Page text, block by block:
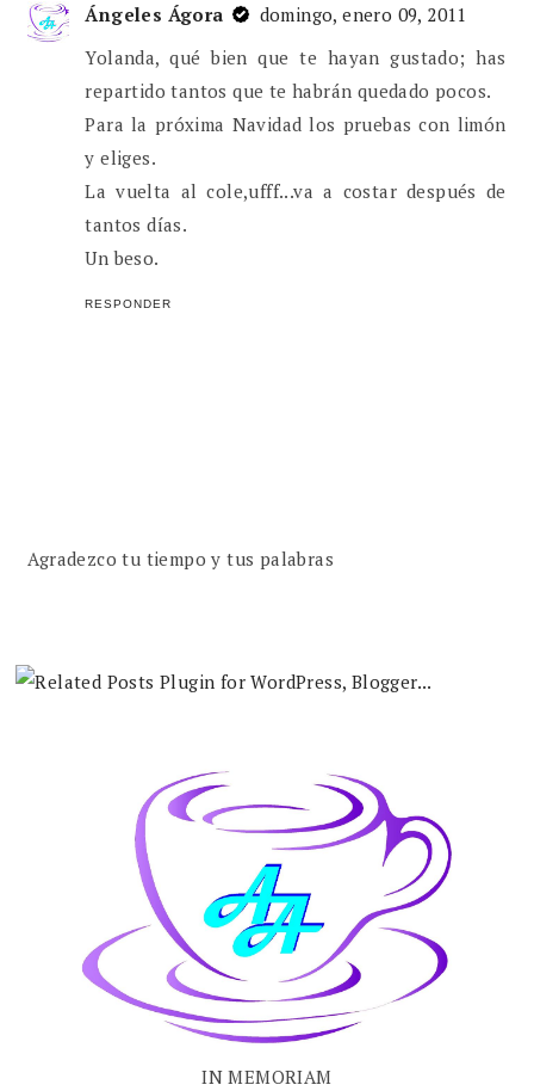
Ángeles Ágora
domingo, enero 09, 2011
Yolanda, qué bien que te hayan gustado; has
repartido tantos que te habrán quedado pocos.
Para la próxima Navidad los pruebas con limón
y eliges.
La vuelta al cole,ufff...va a costar después de
tantos días.
Un beso.
RESPONDER
Agradezco tu tiempo y tus palabras
IN MEMORIAM